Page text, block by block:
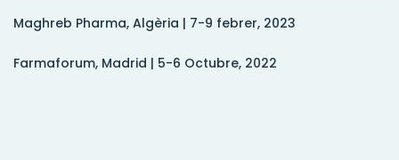
Maghreb Pharma, Algèria | 7-9 febrer, 2023
Farmaforum, Madrid | 5-6 Octubre, 2022